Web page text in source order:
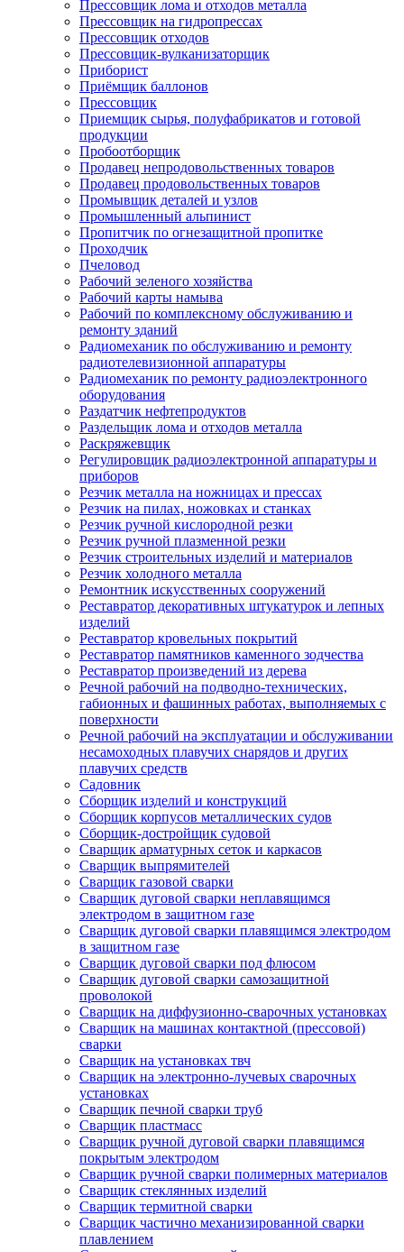
Прессовщик лома и отходов металла
Прессовщик на гидропрессах
Прессовщик отходов
Прессовщик-вулканизаторщик
Приборист
Приёмщик баллонов
Прессовщик
Приемщик сырья, полуфабрикатов и готовой
продукции
Пробоотборщик
Продавец непродовольственных товаров
Продавец продовольственных товаров
Промывщик деталей и узлов
Промышленный альпинист
Пропитчик по огнезащитной пропитке
Проходчик
Пчеловод
Рабочий зеленого хозяйства
Рабочий карты намыва
Рабочий по комплексному обслуживанию и
ремонту зданий
Радиомеханик по обслуживанию и ремонту
радиотелевизионной аппаратуры
Радиомеханик по ремонту радиоэлектронного
оборудования
Раздатчик нефтепродуктов
Раздельщик лома и отходов металла
Раскряжевщик
Регулировщик радиоэлектронной аппаратуры и
приборов
Резчик металла на ножницах и прессах
Резчик на пилах, ножовках и станках
Резчик ручной кислородной резки
Резчик ручной плазменной резки
Резчик строительных изделий и материалов
Резчик холодного металла
Ремонтник искусственных сооружений
Реставратор декоративных штукатурок и лепных
изделий
Реставратор кровельных покрытий
Реставратор памятников каменного зодчества
Реставратор произведений из дерева
Речной рабочий на подводно-технических,
габионных и фашинных работах, выполняемых с
поверхности
Речной рабочий на эксплуатации и обслуживании
несамоходных плавучих снарядов и других
плавучих средств
Садовник
Сборщик изделий и конструкций
Сборщик корпусов металлических судов
Сборщик-достройщик судовой
Сварщик арматурных сеток и каркасов
Сварщик выпрямителей
Сварщик газовой сварки
Сварщик дуговой сварки неплавящимся
электродом в защитном газе
Сварщик дуговой сварки плавящимся электродом
в защитном газе
Сварщик дуговой сварки под флюсом
Сварщик дуговой сварки самозащитной
проволокой
Сварщик на диффузионно-сварочных установках
Сварщик на машинах контактной (прессовой)
сварки
Сварщик на установках твч
Сварщик на электронно-лучевых сварочных
установках
Сварщик печной сварки труб
Сварщик пластмасс
Сварщик ручной дуговой сварки плавящимся
покрытым электродом
Сварщик ручной сварки полимерных материалов
Сварщик стеклянных изделий
Сварщик термитной сварки
Сварщик частично механизированной сварки
плавлением